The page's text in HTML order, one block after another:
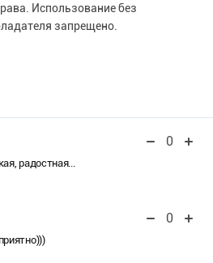
Использование без
запрещено.
0
радостная...
0